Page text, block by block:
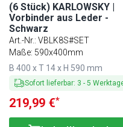
(6 Stück) KARLOWSKY |
Vorbinder aus Leder -
Schwarz
Art.-Nr.: VBLK8S#SET
Maße: 590x400mm
B 400 x T 14 x H 590 mm
Sofort lieferbar: 3 - 5
219,99 €*